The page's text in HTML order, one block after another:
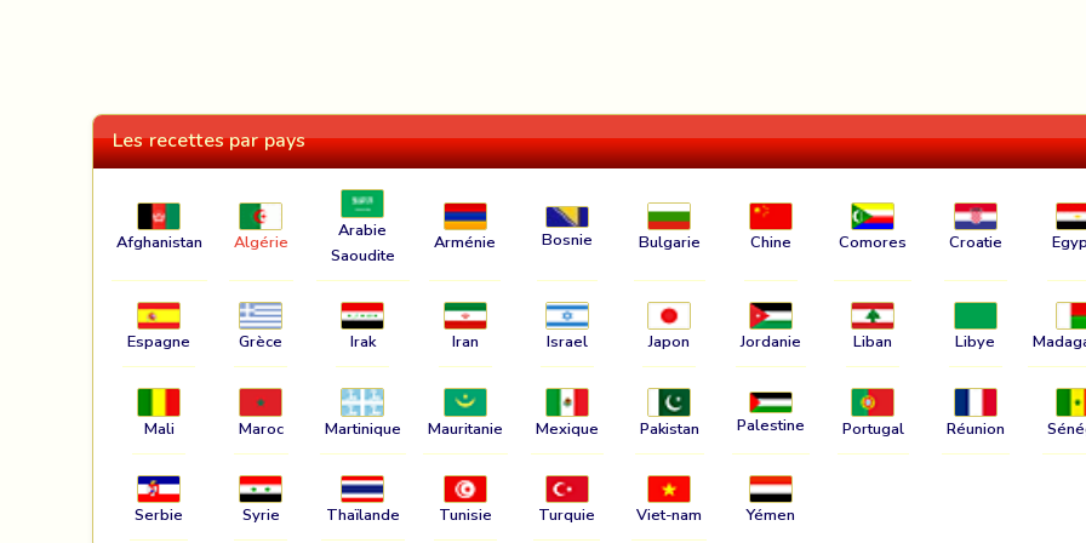
Les recettes par pays
Afghanistan Algérie
Arabie
Saoudite
Arménie Bosnie Bulgarie Chine Comores Croatie
Espagne Grèce Irak Iran Israel Japon Jordanie Liban Libye
Mali Maroc Martinique Mauritanie Mexique Pakistan Palestine Portugal Réunion
Serbie Syrie Thaïlande Tunisie Turquie Viet-nam Yémen